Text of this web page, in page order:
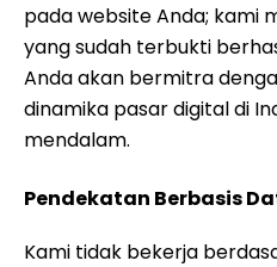
pada website Anda; kami
yang sudah terbukti
Anda akan bermitra
dinamika pasar digital di
mendalam.
Pendekatan Berbasis
Kami tidak bekerja